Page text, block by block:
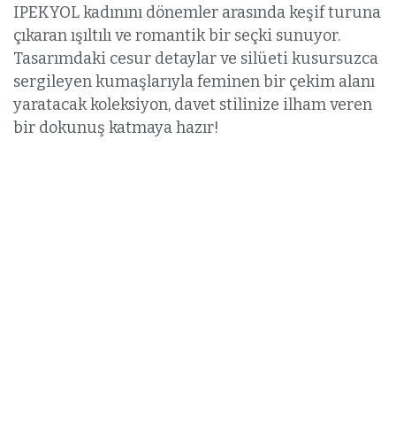
IPEKYOL kadınını dönemler arasında keşif turuna
çıkaran ışıltılı ve romantik bir seçki sunuyor.
Tasarımdaki cesur detaylar ve silüeti kusursuzca
sergileyen kumaşlarıyla feminen bir çekim alanı
yaratacak koleksiyon, davet stilinize ilham veren
bir dokunuş katmaya hazır!